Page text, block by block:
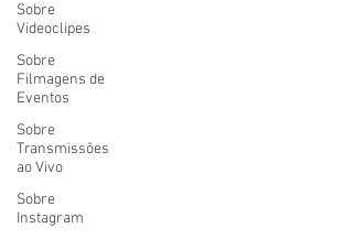
Sobre
Videoclipes
Sobre
Filmagens de
Eventos
Sobre
Transmissões
ao Vivo
Sobre
Instagram